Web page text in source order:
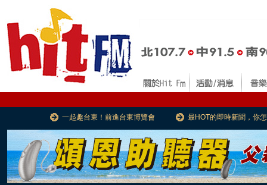
一起趣台東！前進台東博覽會 最HOT的即時新聞，你